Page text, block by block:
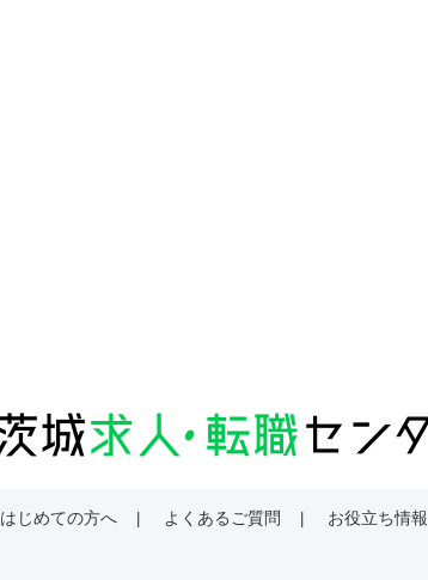
はじめての方へ よくあるご質問 お役立ち情報